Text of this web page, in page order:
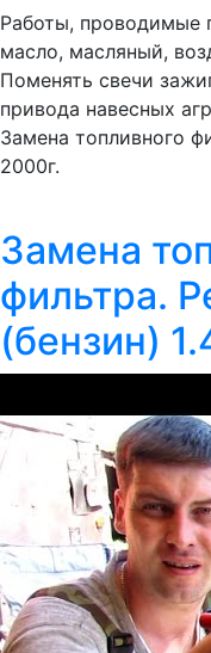
Работы, проводимые
масло, масляный,
Поменять свечи
привода навесных
Замена топливного
2000г.
Замена
фильтра.
(бензин)